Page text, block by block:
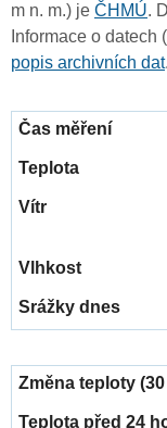
m n. m.) je ČHMÚ.
Informace o
popis archivních dat.